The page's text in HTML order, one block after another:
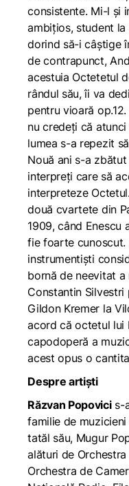
consistente. Mi-l și
ambițios, student
dorind să-i câștige
de contrapunct,
acestuia Octetetul
rândul său, îi va
pentru vioară
nu credeți că
lumea s-a repezit
Nouă ani s-a zbătut
interpreți care să
interpreteze
două cvartete din
1909, când Enescu
fie foarte
instrumentiști
bornă de neevitat a
Constantin Silvestri
Gildon Kremer la
acord că octetul lui
capodoperă a
acest opus o
Despre artiști
Răzvan Popovicis-
familie de
tatăl său, Mugur
alături de
Orchestra de